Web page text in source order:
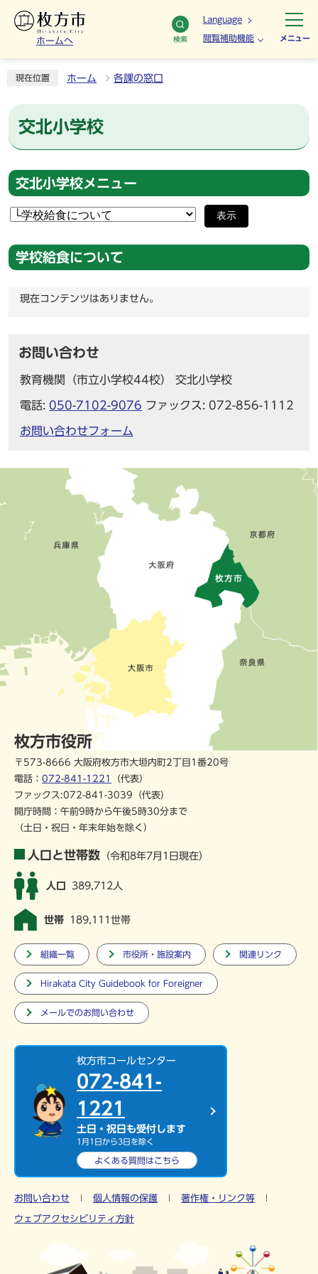
ホームへ 検索
Language
閲覧補助機能 メニュー
現在位置 ホーム 各課の窓口
交北小学校
交北小学校メニュー
表示
学校給食について
現在コンテンツはありません。
お問い合わせ
教育機関（市立小学校44校） 交北小学校
電話: 050-7102-9076 ファックス: 072-856-1112
お問い合わせフォーム
枚方市役所
〒573-8666 大阪府枚方市大垣内町2丁目1番20号
電話： 072-841-1221
（代表）
ファックス:072-841-3039（代表）
開庁時間：午前9時から午後5時30分まで
（土日・祝日・年末年始を除く）
人口と世帯数 （令和8年7月1日現在）
人口 389,712人
世帯 189,111世帯
組織一覧 市役所・施設案内 関連リンク
Hirakata City Guidebook for Foreigner
メールでのお問い合わせ
枚方市コールセンター
072-841-
1221
土日・祝日も受付します
1月1日から3日を除く
よくある質問はこちら
お問い合わせ 個人情報の保護 著作権・リンク等
ウェブアクセシビリティ方針